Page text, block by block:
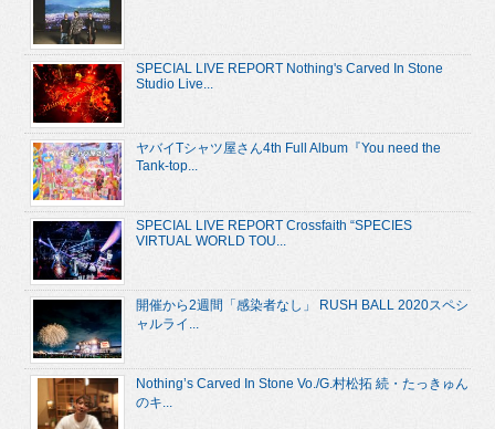
SPECIAL LIVE REPORT Nothing's Carved In Stone
Studio Live...
ヤバイTシャツ屋さん4th Full Album『You need the
Tank-top...
SPECIAL LIVE REPORT Crossfaith “SPECIES
VIRTUAL WORLD TOU...
開催から2週間「感染者なし」 RUSH BALL 2020スペシ
ャルライ...
Nothing’s Carved In Stone Vo./G.村松拓 続・たっきゅん
のキ...